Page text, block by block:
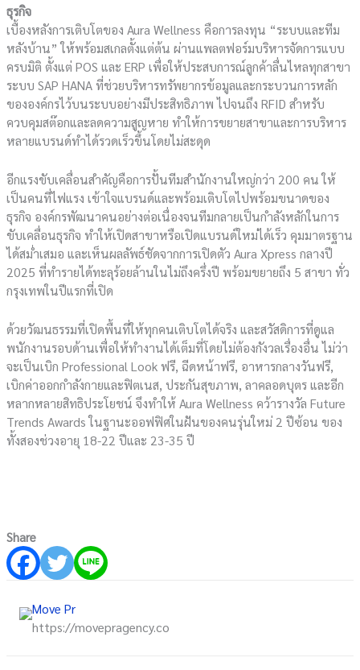
ธุรกิจ
เบื้องหลังการเติบโตของ Aura Wellness คือการลงทุน “ระบบและทีม
หลังบ้าน” ให้พร้อมสเกลตั้งแต่ต้น ผ่านแพลตฟอร์มบริหารจัดการแบบ
ครบมิติ ตั้งแต่ POS และ ERP เพื่อให้ประสบการณ์ลูกค้าลื่นไหลทุกสาขา
ระบบ SAP HANA ที่ช่วยบริหารทรัพยากรข้อมูลและกระบวนการหลัก
ขององค์กรไว้บนระบบอย่างมีประสิทธิภาพ ไปจนถึง RFID สำหรับ
ควบคุมสต๊อกและลดความสูญหาย ทำให้การขยายสาขาและการบริหาร
หลายแบรนด์ทำได้รวดเร็วขึ้นโดยไม่สะดุด
อีกแรงขับเคลื่อนสำคัญคือการปั้นทีมสำนักงานใหญ่กว่า 200 คน ให้
เป็นคนที่ไฟแรง เข้าใจแบรนด์และพร้อมเติบโตไปพร้อมขนาดของ
ธุรกิจ องค์กรพัฒนาคนอย่างต่อเนื่องจนทีมกลายเป็นกำลังหลักในการ
ขับเคลื่อนธุรกิจ ทำให้เปิดสาขาหรือเปิดแบรนด์ใหม่ได้เร็ว คุมมาตรฐาน
ได้สม่ำเสมอ และเห็นผลลัพธ์ชัดจากการเปิดตัว Aura Xpress กลางปี
2025 ที่ทำรายได้ทะลุร้อยล้านในไม่ถึงครึ่งปี พร้อมขยายถึง 5 สาขา ทั่ว
กรุงเทพในปีแรกที่เปิด
ด้วยวัฒนธรรมที่เปิดพื้นที่ให้ทุกคนเติบโตได้จริง และสวัสดิการที่ดูแล
พนักงานรอบด้านเพื่อให้ทำงานได้เต็มที่โดยไม่ต้องกังวลเรื่องอื่น ไม่ว่า
จะเป็นเบิก Professional Look ฟรี, ฉีดหน้าฟรี, อาหารกลางวันฟรี,
เบิกค่าออกกำลังกายและฟิตเนส, ประกันสุขภาพ, ลาคลอดบุตร และอีก
หลากหลายสิทธิประโยชน์ จึงทำให้ Aura Wellness คว้ารางวัล Future
Trends Awards ในฐานะออฟฟิศในฝันของคนรุ่นใหม่ 2 ปีซ้อน ของ
ทั้งสองช่วงอายุ 18-22 ปีและ 23-35 ปี
Share
Move Pr
https://movepragency.co